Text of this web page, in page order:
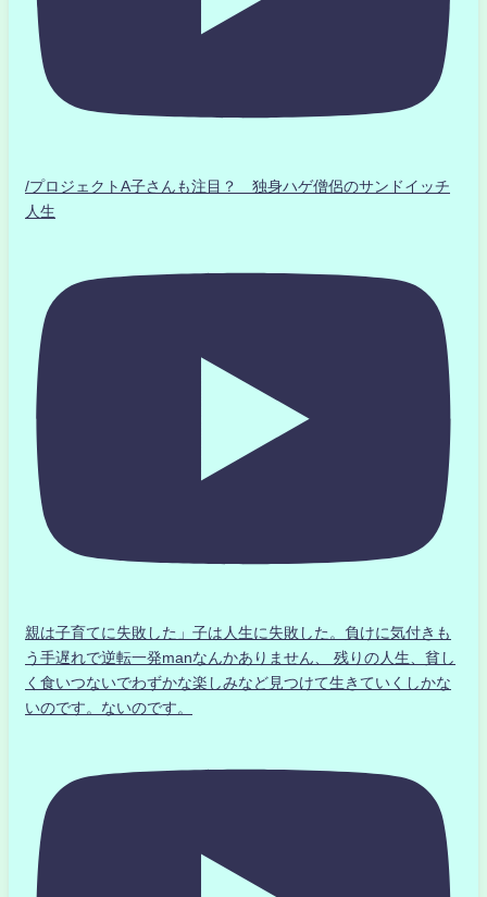
/プロジェクトA子さんも注目？ 独身ハゲ僧侶のサンドイッチ
人生
親は子育てに失敗した」子は人生に失敗した。負けに気付きも
う手遅れで逆転一発manなんかありません、 残りの人生、貧し
く食いつないでわずかな楽しみなど見つけて生きていくしかな
いのです。ないのです。